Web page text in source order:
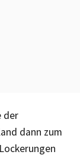
der
dann zum